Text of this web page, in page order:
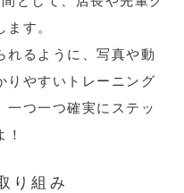
す。
れるように、写真や動
りやすいトレーニング
一つ一つ確実にステッ
り組み